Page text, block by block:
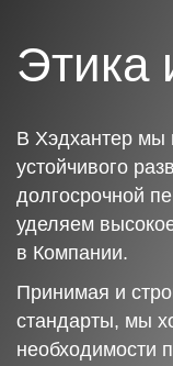
Этика
В Хэдхантер мы
устойчивого
долгосрочной
уделяем
в Компании.
Принимая и
стандарты, мы
необходимости